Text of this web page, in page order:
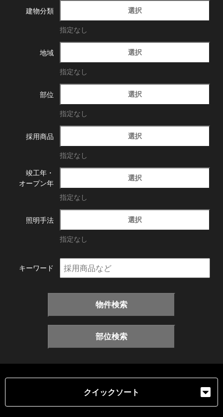
建物分類 選択
指定なし
地域 選択
指定なし
部位 選択
指定なし
採用商品 選択
指定なし
竣工年・
オープン年
選択
指定なし
照明手法 選択
指定なし
キーワード
物件検索
部位検索
クイックソート